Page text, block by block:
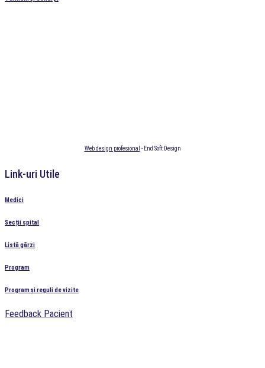
Web design profesional - End Soft Design
Link-uri Utile
Medici
Secții spital
Listă gărzi
Program
Program și reguli de vizite
Feedback Pacient